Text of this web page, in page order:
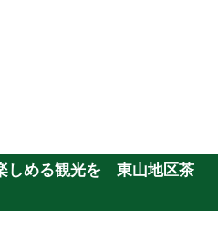
しめる観光を 東山地区茶